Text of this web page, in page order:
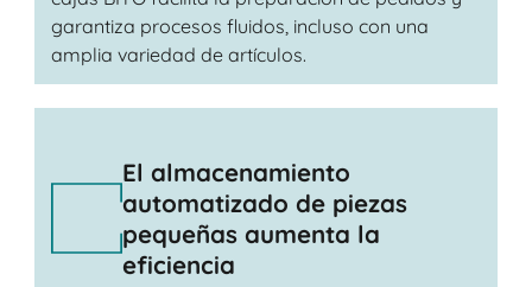
garantiza procesos fluidos, incluso con una
amplia variedad de artículos.
El almacenamiento
automatizado de piezas
pequeñas aumenta la
eficiencia